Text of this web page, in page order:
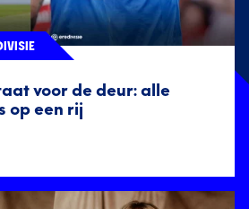
voor de deur: alle
op een rij